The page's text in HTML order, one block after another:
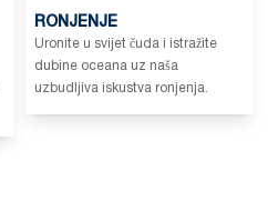
RONJENJE
Uronite u svijet čuda i istražite
dubine oceana uz naša
uzbudljiva iskustva ronjenja.